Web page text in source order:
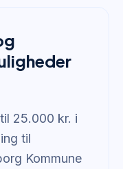
25.000 kr. i
til
Kommune